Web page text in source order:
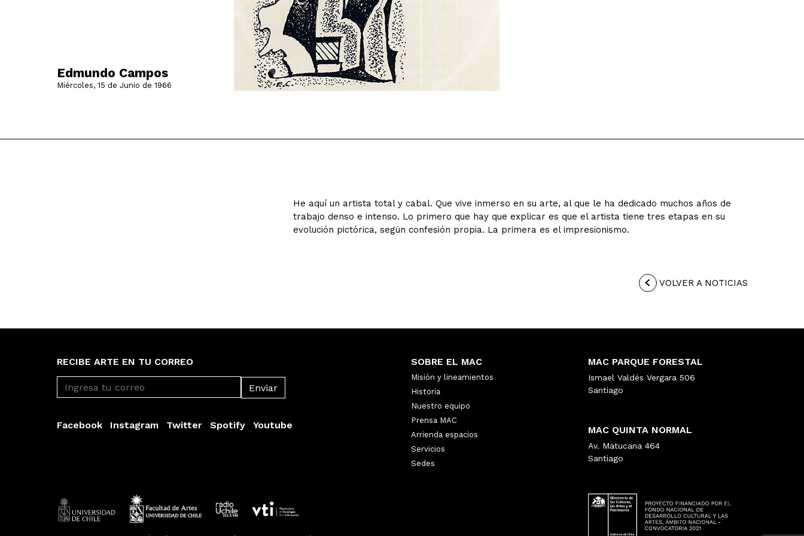
Edmundo Campos
Miércoles, 15 de Junio de 1966
He aquí un artista total y cabal. Que vive inmerso en su arte, al que le ha dedicado muchos años de
trabajo denso e intenso. Lo primero que hay que explicar es que el artista tiene tres etapas en su
evolución pictórica, según confesión propia. La primera es el impresionismo.
VOLVER A NOTICIAS
RECIBE ARTE EN TU CORREO
Facebook Instagram Twitter Spotify Youtube
SOBRE EL MAC
Misión y lineamientos
Historia
Nuestro equipo
Prensa MAC
Arrienda espacios
Servicios
Sedes
MAC PARQUE FORESTAL
Ismael Valdés Vergara 506
Santiago
MAC QUINTA NORMAL
Av. Matucana 464
Santiago